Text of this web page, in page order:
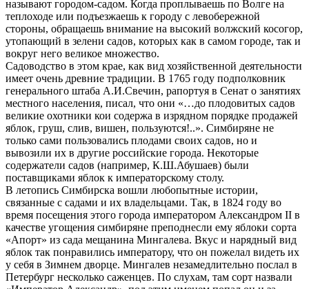
называют городом-садом. Когда проплываешь по Волге на
теплоходе или подъезжаешь к городу с левобережной
стороны, обращаешь внимание на высокий волжский косогор,
утопающий в зелени садов, которых как в самом городе, так и
вокруг него великое множество.
Садоводство в этом крае, как вид хозяйственной деятельности
имеет очень древние традиции. В 1765 году подполковник
генерального штаба А.И.Свечин, рапортуя в Сенат о занятиях
местного населения, писал, что они «…до плодовитых садов
великие охотники кои содержа в изрядном порядке продажей
яблок, груш, слив, вишен, пользуются!..». Симбиряне не
только сами пользовались плодами своих садов, но и
вывозили их в другие российские города. Некоторые
содержатели садов (например, К.Ш.Абушаев) были
поставщиками яблок к императорскому столу.
В летопись Симбирска вошли любопытные истории,
связанные с садами и их владельцами. Так, в 1824 году во
время посещения этого города императором Александром II в
качестве угощения симбиряне преподнесли ему яблоки сорта
«Апорт» из сада мещанина Мингалева. Вкус и нарядный вид
яблок так понравились императору, что он пожелал видеть их
у себя в Зимнем дворце. Мингалев незамедлительно послал в
Петербург несколько саженцев. По слухам, там сорт назвали